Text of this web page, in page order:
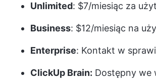
Unlimited: $7/miesiąc za
Business: $12/miesiąc na
Enterprise: Kontakt w
ClickUp Brain: Dostępny we